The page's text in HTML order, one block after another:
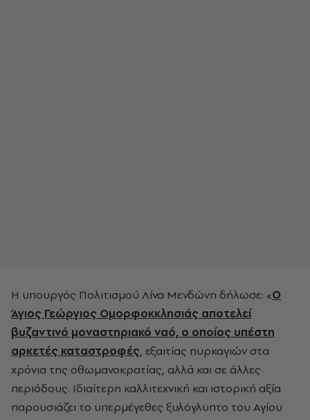
Η υπουργός Πολιτισμού Λίνα Μενδώνη δήλωσε: «Ο
Άγιος Γεώργιος Ομορφοκκλησιάς αποτελεί
βυζαντινό μοναστηριακό ναό, ο οποίος υπέστη
αρκετές καταστροφές, εξαιτίας πυρκαγιών στα
χρόνια της οθωμανοκρατίας, αλλά και σε άλλες
περιόδους. Ιδιαίτερη καλλιτεχνική και ιστορική αξία
παρουσιάζει το υπερμέγεθες ξυλόγλυπτο του Αγίου